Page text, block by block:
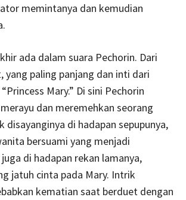
memintanya dan kemudian
ada dalam suara Pechorin. Dari
yang paling panjang dan inti dari
Mary.” Di sini Pechorin
dan meremehkan seorang
disayanginya di hadapan sepupunya,
bersuami yang menjadi
di hadapan rekan lamanya,
jatuh cinta pada Mary. Intrik
kematian saat berduet dengan